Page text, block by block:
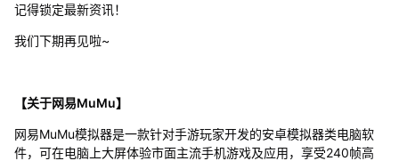
记得锁定最新资讯！
我们下期再见啦~
【关于网易MuMu】
网易MuMu模拟器是一款针对手游玩家开发的安卓模拟器类电脑软
件，可在电脑上大屏体验市面主流手机游戏及应用，享受240帧高